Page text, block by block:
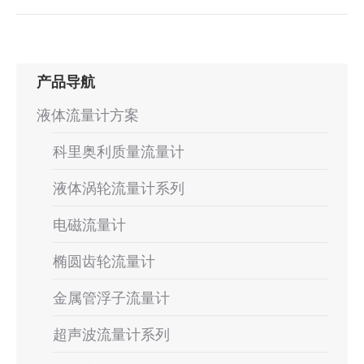
产品导航
液体流量计方案
科里奥利质量流量计
液体涡轮流量计系列
电磁流量计
椭圆齿轮流量计
金属管浮子流量计
超声波流量计系列